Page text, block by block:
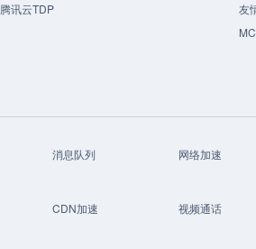
腾讯云TDP
友
消息队列
网络加速
CDN加速
视频通话